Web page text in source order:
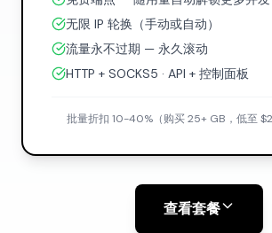
无限 IP 轮换（手动或自动）
流量永不过期 — 永久滚动
HTTP + SOCKS5 · API + 控制面板
批量折扣 10-40%（购买 25+ GB，低至
查看套餐